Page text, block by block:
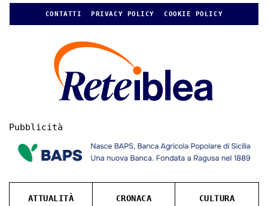
CONTATTI PRIVACY POLICY COOKIE POLICY
Pubblicità
ATTUALITÀ CRONACA CULTURA